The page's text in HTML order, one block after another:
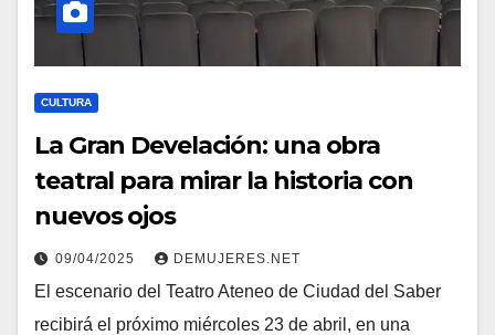
CULTURA
La Gran Develación: una obra
teatral para mirar la historia con
nuevos ojos
09/04/2025 DEMUJERES.NET
El escenario del Teatro Ateneo de Ciudad del Saber
recibirá el próximo miércoles 23 de abril, en una